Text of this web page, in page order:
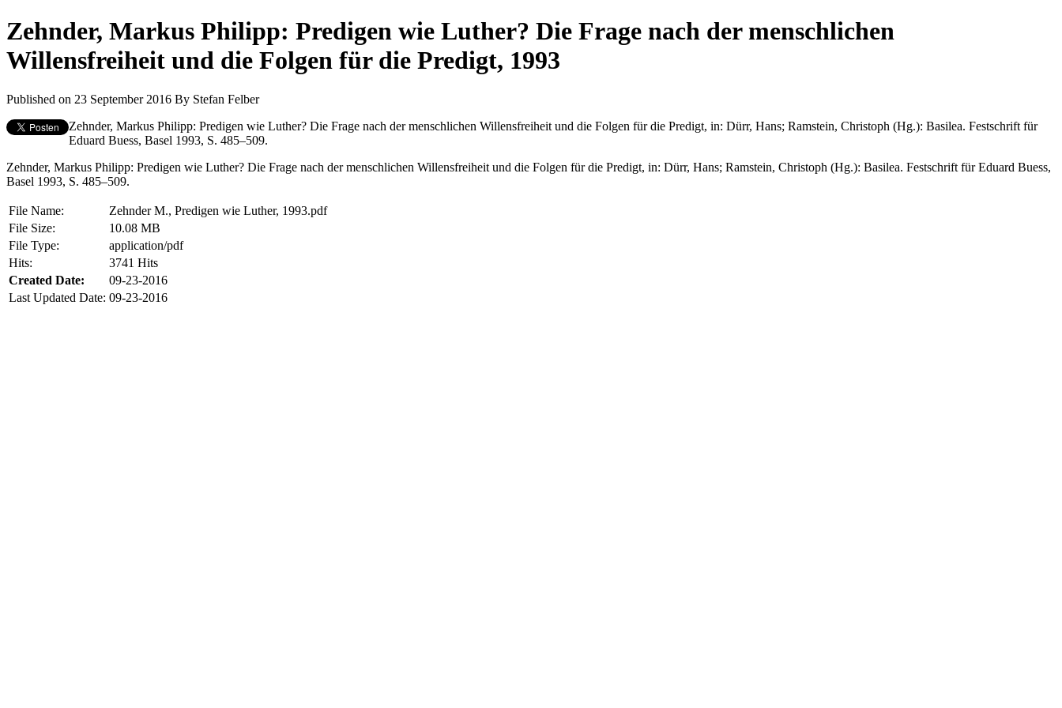
Zehnder, Markus Philipp: Predigen wie Luther? Die Frage nach der menschlichen
Willensfreiheit und die Folgen für die Predigt, 1993
Published on 23 September 2016 By Stefan Felber
Zehnder, Markus Philipp: Predigen wie Luther? Die Frage nach der menschlichen Willensfreiheit und die Folgen für die Predigt, in: Dürr, Hans; Ramstein, Christoph (Hg.): Basilea. Festschrift für
Eduard Buess, Basel 1993, S. 485–509.
Zehnder, Markus Philipp: Predigen wie Luther? Die Frage nach der menschlichen Willensfreiheit und die Folgen für die Predigt, in: Dürr, Hans; Ramstein, Christoph (Hg.): Basilea. Festschrift für Eduard Buess,
Basel 1993, S. 485–509.
File Name:
Zehnder M., Predigen wie Luther, 1993.pdf
File Size:
10.08 MB
File Type:
application/pdf
Hits:
3741 Hits
Created Date:
09-23-2016
Last Updated Date: 09-23-2016